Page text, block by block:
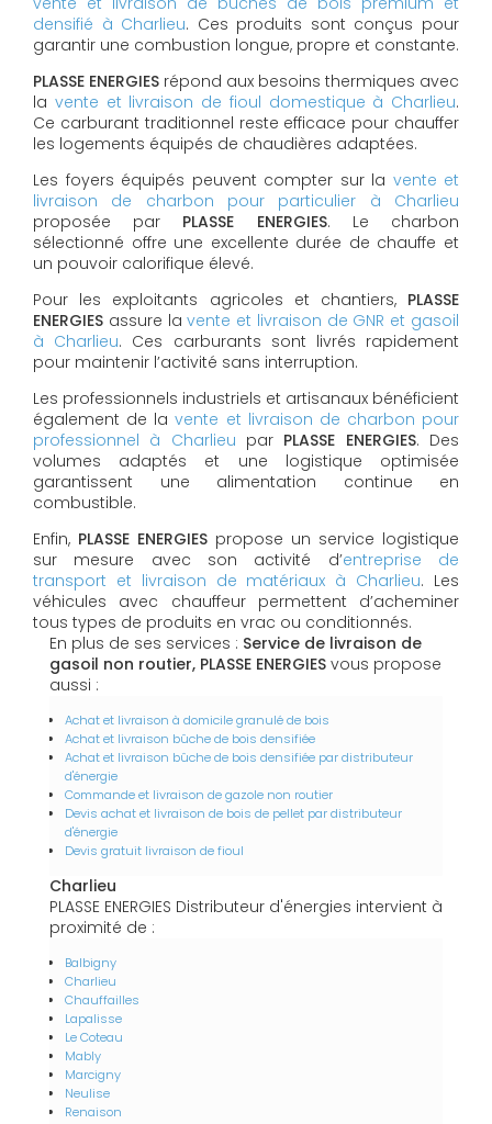
densifié à Charlieu. Ces produits sont conçus pour
garantir une combustion longue, propre et constante.
PLASSE ENERGIES répond aux besoins thermiques avec
la vente et livraison de fioul domestique à Charlieu.
Ce carburant traditionnel reste efficace pour chauffer
les logements équipés de chaudières adaptées.
Les foyers équipés peuvent compter sur la vente et
livraison de charbon pour particulier à Charlieu
proposée par PLASSE ENERGIES. Le charbon
sélectionné offre une excellente durée de chauffe et
un pouvoir calorifique élevé.
Pour les exploitants agricoles et chantiers, PLASSE
ENERGIES assure lavente et livraison de GNR et gasoil
à Charlieu. Ces carburants sont livrés rapidement
pour maintenir l’activité sans interruption.
Les professionnels industriels et artisanaux bénéficient
également de lavente et livraison de charbon pour
professionnel à Charlieu par PLASSE ENERGIES. Des
volumes adaptés et une logistique optimisée
garantissent une alimentation continue en
combustible.
Enfin, PLASSE ENERGIES propose un service logistique
sur mesure avec son activité d’entreprise de
transport et livraison de matériaux à Charlieu. Les
véhicules avec chauffeur permettent d’acheminer
tous types de produits en vrac ou conditionnés.
En plus de ses services : Service de livraison de
gasoil non routier, PLASSE ENERGIES vous propose
aussi :
Achat et livraison à domicile granulé de bois
Achat et livraison bûche de bois densifiée
Achat et livraison bûche de bois densifiée par distributeur
d'énergie
Commande et livraison de gazole non routier
Devis achat et livraison de bois de pellet par distributeur
d'énergie
Devis gratuit livraison de fioul
Charlieu
PLASSE ENERGIES Distributeur d'énergies intervient à
proximité de :
Balbigny
Charlieu
Chauffailles
Lapalisse
Le Coteau
Mably
Marcigny
Neulise
Renaison